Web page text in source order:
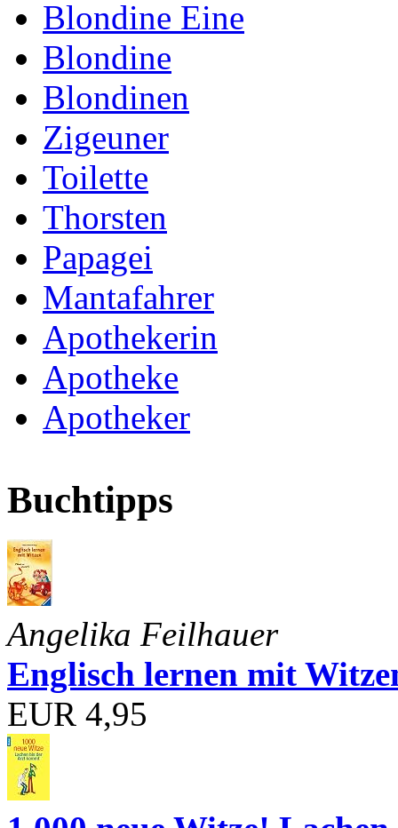
Blondine Eine
Blondine
Blondinen
Zigeuner
Toilette
Thorsten
Papagei
Mantafahrer
Apothekerin
Apotheke
Apotheker
Buchtipps
Angelika Feilhauer
Englisch lernen mit
EUR 4,95